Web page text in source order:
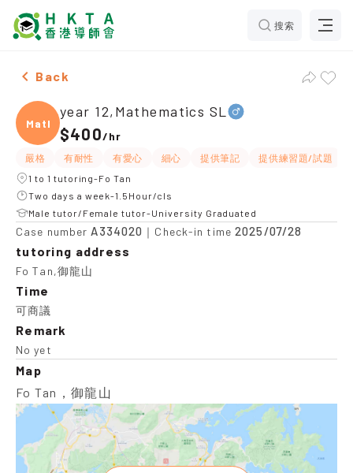
搜索
Male year 12,Mathematics SL，Fo Tan Tuition
Back
Mathe
year 12,Mathematics SL
$400/hr
嚴格 有耐性 有愛心 細心 提供筆記 提供練習題/試題
1 to 1 tutoring-Fo Tan
Two days a week-1.5Hour/cls
Male tutor/Female tutor-University Graduated
Case number A334020 ｜Check-in time2025/07/28
tutoring address
Fo Tan,御龍山
Time
可商議
Remark
No yet
Map
Fo Tan，御龍山